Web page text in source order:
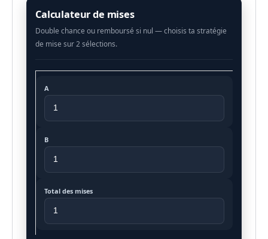
Calculateur de mises
A
B
Total des mises